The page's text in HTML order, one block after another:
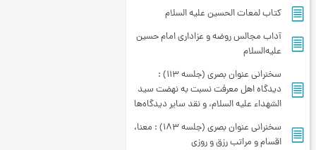
کتاب لمعات الحسین علیه السلام
آداب مجالس روضه و عزاداری امام حسین
علیه‌السلام
سخنراني عنوان بصري (جلسه 113) :
دیدگاه اهل معرفت نسبت به نهضت سید
الشهداء علیه السلام، و نقد سایر دیدگاه‌ها
سخنراني عنوان بصري (جلسه 183) : معنا،
اقسام و مراتب رزق و روزی